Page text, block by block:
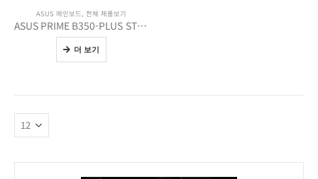
ASUS 메인보드, 전체 제품보기
ASUS PRIME B350-PLUS STCOM
더 보기